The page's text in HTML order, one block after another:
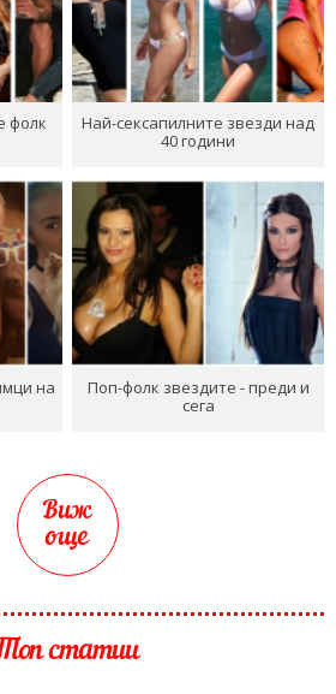
фолк
Най-сексапилните звезди над
40 години
на
Поп-фолк звездите - преди и
сега
Виж
още
статии